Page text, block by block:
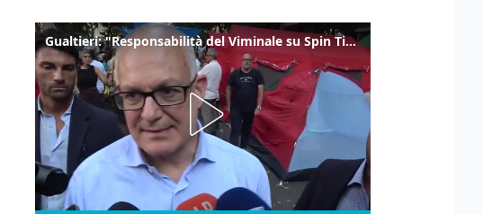
Gualtieri: "Responsabilità del Viminale su Spin Time? La posizione dei partiti è nota"